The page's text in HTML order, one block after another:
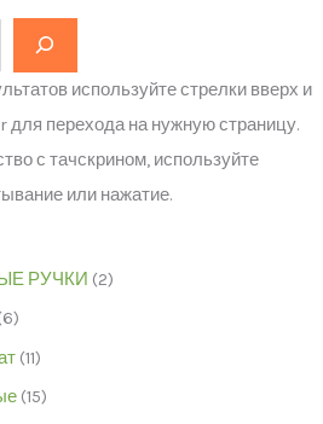
используйте стрелки вверх и
для перехода на нужную страницу.
с тачскрином, используйте
или нажатие.
РУЧКИ 2
6
11
15